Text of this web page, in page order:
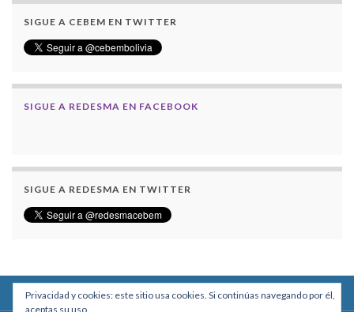
SIGUE A CEBEM EN TWITTER
SIGUE A REDESMA EN FACEBOOK
SIGUE A REDESMA EN TWITTER
Privacidad y cookies: este sitio usa cookies. Si continúas navegando por él,
aceptas su uso.